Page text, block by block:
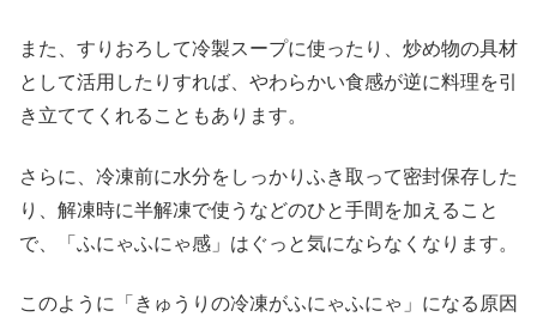
また、すりおろして冷製スープに使ったり、炒め物の具材
として活用したりすれば、やわらかい食感が逆に料理を引
き立ててくれることもあります。
さらに、冷凍前に水分をしっかりふき取って密封保存した
り、解凍時に半解凍で使うなどのひと手間を加えること
で、「ふにゃふにゃ感」はぐっと気にならなくなります。
このように「きゅうりの冷凍がふにゃふにゃ」になる原因